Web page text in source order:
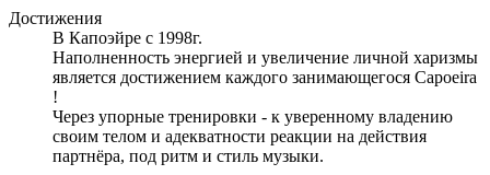
Достижения
В Капоэйре с 1998г.
Наполненность энергией и увеличение личной харизмы
является достижением каждого занимающегося Capoeira
!
Через упорные тренировки - к уверенному владению
своим телом и адекватности реакции на действия
партнёра, под ритм и стиль музыки.